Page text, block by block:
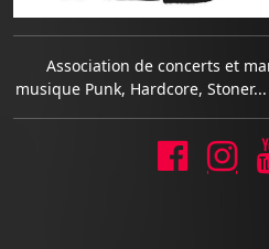
Association de concerts et
musique Punk, Hardcore,